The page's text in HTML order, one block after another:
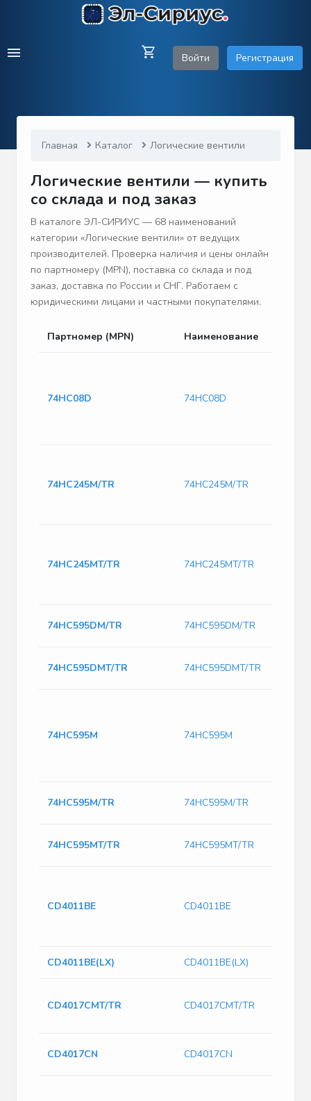
Войти Регистрация
Главная Каталог Логические вентили
Логические вентили — купить
со склада и под заказ
В каталоге ЭЛ-СИРИУС — 68 наименований
категории «Логические вентили» от ведущих
производителей. Проверка наличия и цены онлайн
по партномеру (MPN), поставка со склада и под
заказ, доставка по России и СНГ. Работаем с
юридическими лицами и частными покупателями.
Партномер (MPN) Наименование
74HC08D 74HC08D
74HC245M/TR 74HC245M/TR
74HC245MT/TR 74HC245MT/TR
74HC595DM/TR 74HC595DM/TR
74HC595DMT/TR 74HC595DMT/TR
74HC595M 74HC595M
74HC595M/TR 74HC595M/TR
74HC595MT/TR 74HC595MT/TR
CD4011BE CD4011BE
CD4011BE(LX) CD4011BE(LX)
CD4017CMT/TR CD4017CMT/TR
CD4017CN CD4017CN